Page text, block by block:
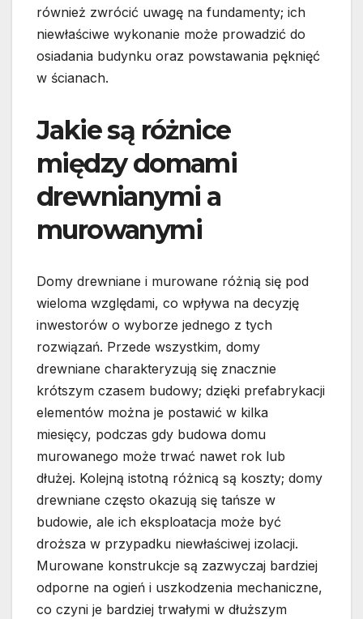
również zwrócić uwagę na fundamenty; ich
niewłaściwe wykonanie może prowadzić do
osiadania budynku oraz powstawania pęknięć
w ścianach.
Jakie są różnice
między domami
drewnianymi a
murowanymi
Domy drewniane i murowane różnią się pod
wieloma względami, co wpływa na decyzję
inwestorów o wyborze jednego z tych
rozwiązań. Przede wszystkim, domy
drewniane charakteryzują się znacznie
krótszym czasem budowy; dzięki prefabrykacji
elementów można je postawić w kilka
miesięcy, podczas gdy budowa domu
murowanego może trwać nawet rok lub
dłużej. Kolejną istotną różnicą są koszty; domy
drewniane często okazują się tańsze w
budowie, ale ich eksploatacja może być
droższa w przypadku niewłaściwej izolacji.
Murowane konstrukcje są zazwyczaj bardziej
odporne na ogień i uszkodzenia mechaniczne,
co czyni je bardziej trwałymi w dłuższym